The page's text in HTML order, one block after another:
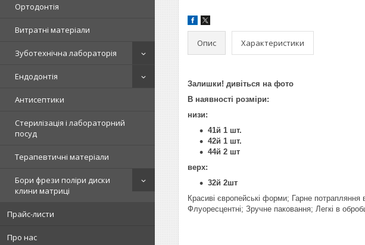
Ортодонтія
Витратні матеріали
Зуботехнічна лабораторія
Ендодонтія
Антисептики
Стерилізація і лабораторний
посуд
Терапевтичні матеріали
Бори фрези поліри диски
клини матриці
Прайс-листи
Про нас
Опис Характеристики
Залишки! дивіться на фото
В наявності розміри:
низи:
41й 1 шт.
42й 1 шт.
44й 2 шт
верх:
32й 2шт
Красиві європейські форми; Гарне
Флуоресцентні; Зручне паковання; Легкі в